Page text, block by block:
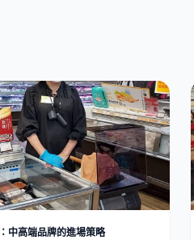
中高端品牌的進場策略